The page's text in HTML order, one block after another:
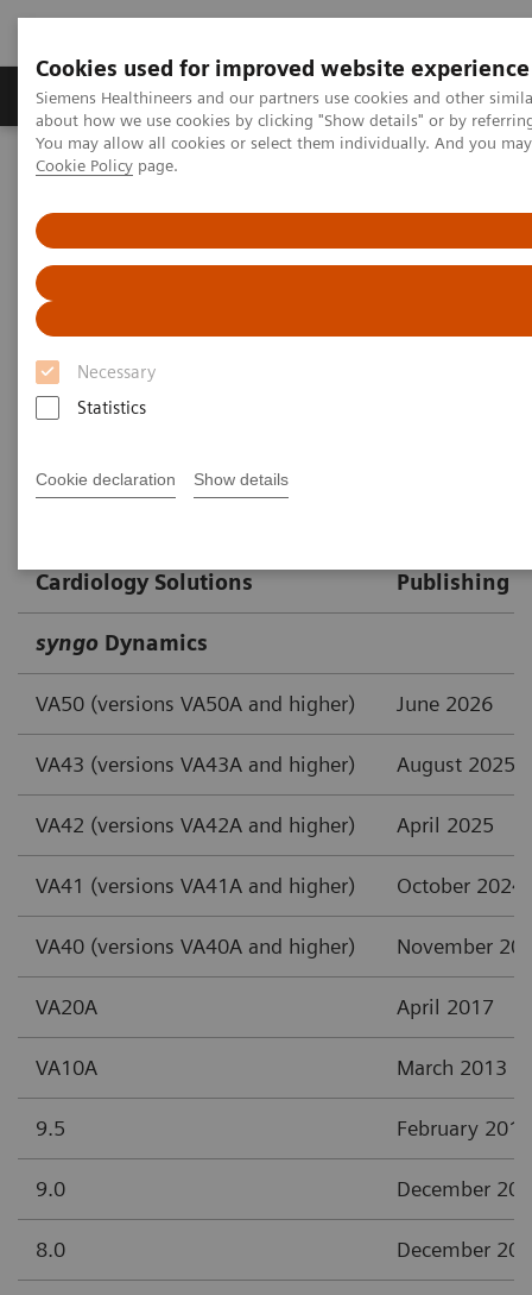
Cookies used for improved website experience
Siemens Healthineers and our partners use cookies and other
about how we use cookies by clicking "Show details" or by
You may allow all cookies or select them individually. And you
Cookie Policy page.
Necessary
Statistics
Cookie declaration Show details
Zobrazovací technika Laboratorní diagnostika
Home Services IT Standards
IHE - Cardiology Solutions
Go back to IHE overview
Cardiology Solutions Publishing
syngo Dynamics
VA50 (versions VA50A and higher) June 2026
VA43 (versions VA43A and higher) August 2025
VA42 (versions VA42A and higher) April 2025
VA41 (versions VA41A and higher) October 2024
VA40 (versions VA40A and higher) November
VA20A April 2017
VA10A March 2013
9.5 February 2012
9.0 December
8.0 December